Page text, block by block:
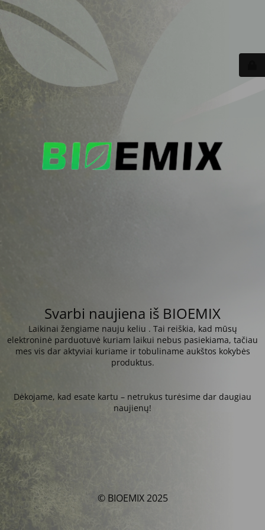
Svarbi naujiena iš BIOEMIX
Laikinai žengiame nauju keliu . Tai reiškia, kad mūsų
elektroninė parduotuvė kuriam laikui nebus pasiekiama, tačiau
mes vis dar aktyviai kuriame ir tobuliname aukštos kokybės
produktus.
Dėkojame, kad esate kartu – netrukus turėsime dar daugiau
naujienų!
© BIOEMIX 2025